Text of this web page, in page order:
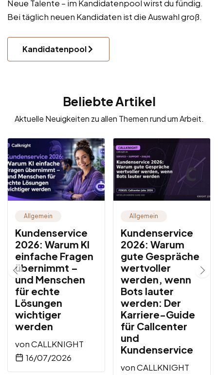
Neue Talente – im Kandidatenpool wirst du fündig.
Bei täglich neuen Kandidaten ist die Auswahl groß.
Kandidatenpool
Beliebte Artikel
Aktuelle Neuigkeiten zu allen Themen rund um Arbeit.
Allgemein
Kundenservice
2026: Warum KI
einfache Fragen
übernimmt –
und Menschen
für echte
Lösungen
wichtiger
werden
vonCALLKNIGHT
16/07/2026
Allgemein
Kundenservice
2026: Warum
gute Gespräche
wertvoller
werden, wenn
Bots lauter
werden: Der
Karriere-Guide
für Callcenter
und
Kundenservice
vonCALLKNIGHT